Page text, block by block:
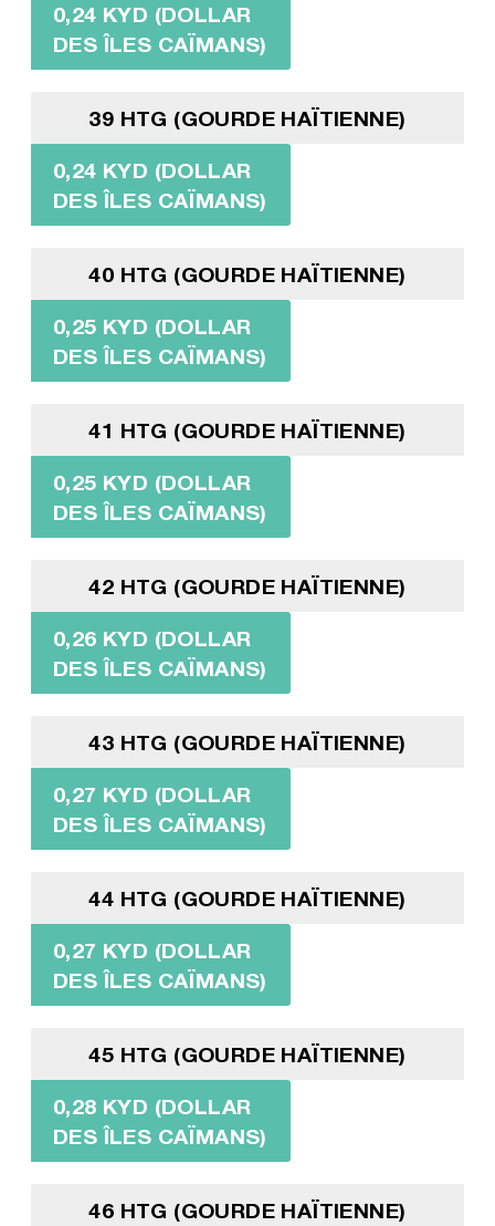
0,24 KYD (DOLLAR
DES ÎLES CAÏMANS)
39 HTG (GOURDE HAÏTIENNE)
0,24 KYD (DOLLAR
DES ÎLES CAÏMANS)
40 HTG (GOURDE HAÏTIENNE)
0,25 KYD (DOLLAR
DES ÎLES CAÏMANS)
41 HTG (GOURDE HAÏTIENNE)
0,25 KYD (DOLLAR
DES ÎLES CAÏMANS)
42 HTG (GOURDE HAÏTIENNE)
0,26 KYD (DOLLAR
DES ÎLES CAÏMANS)
43 HTG (GOURDE HAÏTIENNE)
0,27 KYD (DOLLAR
DES ÎLES CAÏMANS)
44 HTG (GOURDE HAÏTIENNE)
0,27 KYD (DOLLAR
DES ÎLES CAÏMANS)
45 HTG (GOURDE HAÏTIENNE)
0,28 KYD (DOLLAR
DES ÎLES CAÏMANS)
46 HTG (GOURDE HAÏTIENNE)